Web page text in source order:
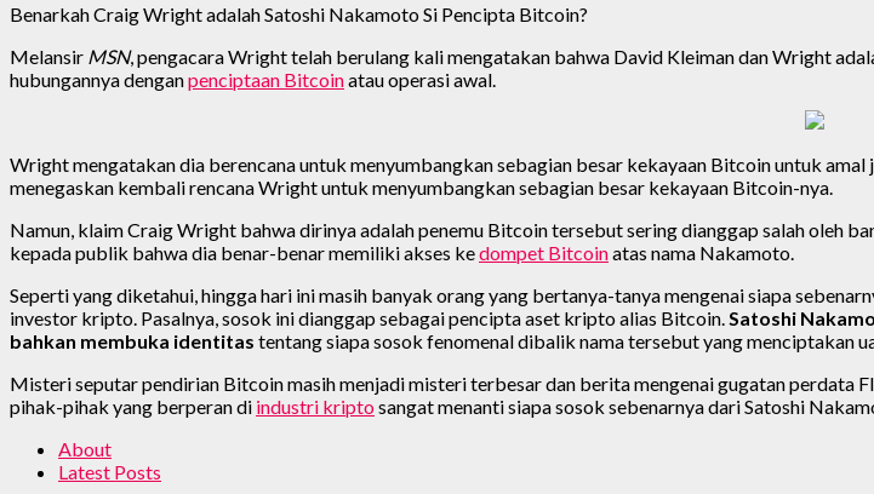
Benarkah Craig Wright adalah Satoshi Nakamoto Si Pencipta Bitcoin?
Melansir MSN, pengacara Wright telah berulang kali mengatakan bahwa David Kleiman dan Wright
hubungannya denganpenciptaan Bitcoinatau operasi awal.
Wright mengatakan dia berencana untuk menyumbangkan sebagian besar kekayaan Bitcoin untuk
menegaskan kembali rencana Wright untuk menyumbangkan sebagian besar kekayaan Bitcoin-nya.
Namun, klaim Craig Wright bahwa dirinya adalah penemu Bitcoin tersebut sering dianggap salah oleh
kepada publik bahwa dia benar-benar memiliki akses kedompet Bitcoinatas nama Nakamoto.
Seperti yang diketahui, hingga hari ini masih banyak orang yang bertanya-tanya mengenai siapa
investor kripto. Pasalnya, sosok ini dianggap sebagai pencipta aset kripto alias Bitcoin. Satoshi
bahkan membuka identitas tentang siapa sosok fenomenal dibalik nama tersebut yang menciptakan
Misteri seputar pendirian Bitcoin masih menjadi misteri terbesar dan berita mengenai gugatan perdata
pihak-pihak yang berperan di industri kriptosangat menanti siapa sosok sebenarnya dari Satoshi
About
Latest Posts